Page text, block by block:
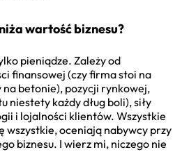
wartość biznesu?
pieniądze. Zależy od
finansowej (czy firma stoi na
betonie), pozycji rynkowej,
niestety każdy dług boli), siły
i lojalności klientów. Wszystkie
wszystkie, oceniają nabywcy przy
biznesu. I wierz mi, niczego nie